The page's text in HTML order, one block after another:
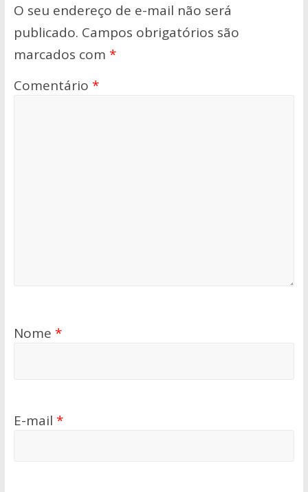
O seu endereço de e-mail não será
publicado. Campos obrigatórios são
marcados com *
Comentário *
Nome *
E-mail *